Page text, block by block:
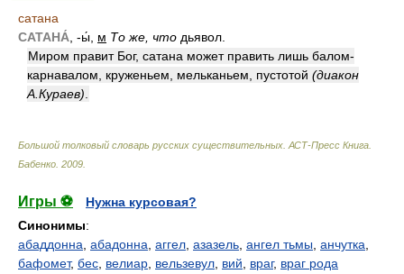
сатана
САТАНА́ , -ы́, м То же, что дьявол.
Миром правит Бог, сатана может править лишь балом-
карнавалом, круженьем, мельканьем, пустотой (диакон
А.Кураев)
Большой толковый словарь русских существительных. АСТ-Пресс Книга
Бабенко 2009
Игры ⚽
Нужна курсовая?
Синонимы:
абаддонна абадонна аггел азазель ангел тьмы анчутка
бафомет, бес велиар вельзевул вий враг, враг рода